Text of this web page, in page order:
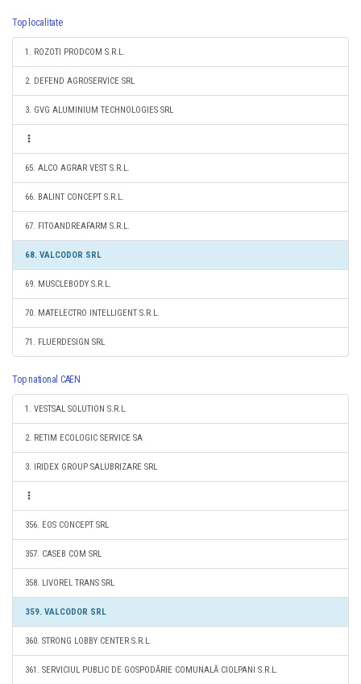
Top localitate
1. ROZOTI PRODCOM S.R.L.
2. DEFEND AGROSERVICE SRL
3. GVG ALUMINIUM TECHNOLOGIES SRL
65. ALCO AGRAR VEST S.R.L.
66. BALINT CONCEPT S.R.L.
67. FITOANDREAFARM S.R.L.
68. VALCODOR SRL
69. MUSCLEBODY S.R.L.
70. MATELECTRO INTELLIGENT S.R.L.
71. FLUERDESIGN SRL
Top national CAEN
1. VESTSAL SOLUTION S.R.L.
2. RETIM ECOLOGIC SERVICE SA
3. IRIDEX GROUP SALUBRIZARE SRL
356. EOS CONCEPT SRL
357. CASEB COM SRL
358. LIVOREL TRANS SRL
359. VALCODOR SRL
360. STRONG LOBBY CENTER S.R.L.
361. SERVICIUL PUBLIC DE GOSPODĂRIE COMUNALĂ CIOLPANI S.R.L.